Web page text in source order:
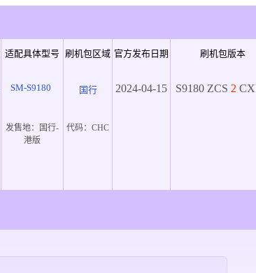
适配具体型号 刷机包区域 官方发布日期 刷机包版本
SM-S9180 国行 2024-04-15 S9180 ZCS 2
发售地：
国行-
港版
代码：CHC